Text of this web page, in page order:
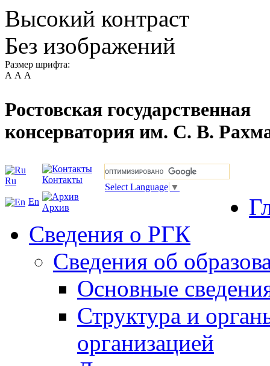
Высокий контраст
Без изображений
Размер шрифта:
А А А
Ростовская государственная
консерватория им. С. В.
Ru
En
Контакты
Архив
Select Language ▼
Сведения о РГК
Сведения об
Основные
Структура и
организацией